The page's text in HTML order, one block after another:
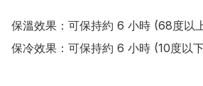
保溫效果：可保持約 6 小時 (68度以
保冷效果：可保持約 6 小時 (10度以